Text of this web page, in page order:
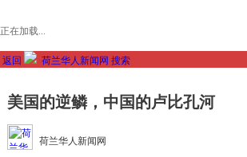
正在加载...
返回 荷兰华人新闻网 搜索
美国的逆鳞，中国的卢比孔河
荷兰华人新闻网